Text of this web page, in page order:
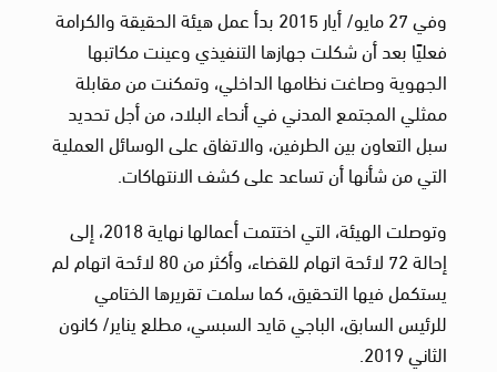
وفي 27 مايو/ أيار 2015 بدأ عمل هيئة الحقيقة والكرامة
فعليًا بعد أن شكلت جهازها التنفيذي وعينت مكاتبها
الجهوية وصاغت نظامها الداخلي، وتمكنت من مقابلة
ممثلي المجتمع المدني في أنحاء البلاد، من أجل تحديد
سبل التعاون بين الطرفين، والاتفاق على الوسائل العملية
التي من شأنها أن تساعد على كشف الانتهاكات.
وتوصلت الهيئة، التي اختتمت أعمالها نهاية 2018، إلى
إحالة 72 لائحة اتهام للقضاء، وأكثر من 80 لائحة اتهام لم
يستكمل فيها التحقيق، كما سلمت تقريرها الختامي
للرئيس السابق، الباجي قايد السبسي، مطلع يناير/ كانون
الثاني 2019. ​​​​​​​